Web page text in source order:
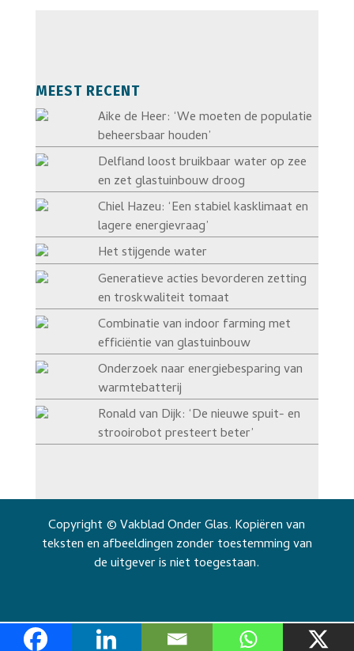
MEEST RECENT
Aike de Heer: ‘We moeten de populatie
beheersbaar houden’
Delfland loost bruikbaar water op zee
en zet glastuinbouw droog
Chiel Hazeu: ‘Een stabiel kasklimaat en
lagere energievraag’
Het stijgende water
Generatieve acties bevorderen zetting
en troskwaliteit tomaat
Combinatie van indoor farming met
efficiëntie van glastuinbouw
Onderzoek naar energiebesparing van
warmtebatterij
Ronald van Dijk: ‘De nieuwe spuit- en
strooirobot presteert beter’
Copyright © Vakblad Onder Glas. Kopiëren van
teksten en afbeeldingen zonder toestemming van
de uitgever is niet toegestaan.